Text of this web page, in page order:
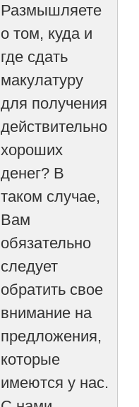
Размышляете
о том, куда и
где сдать
макулатуру
для получения
действительно
хороших
денег? В
таком случае,
Вам
обязательно
следует
обратить свое
внимание на
предложения,
которые
имеются у нас.